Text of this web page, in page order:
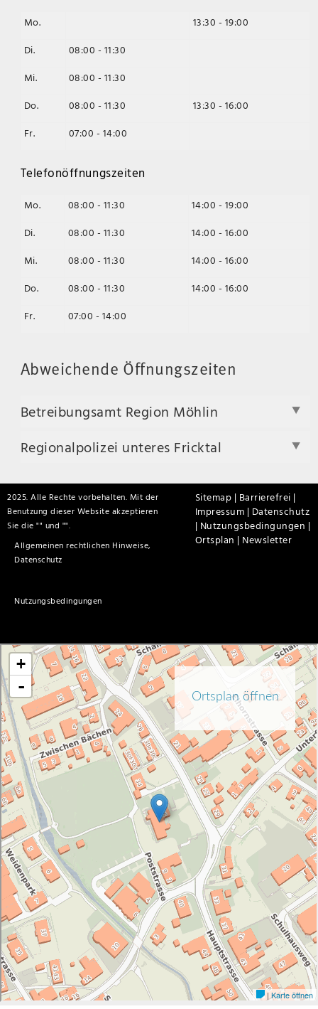
Mo.
13:30 - 19:00
Di.
08:00 - 11:30
Mi.
08:00 - 11:30
Do.
08:00 - 11:30
13:30 - 16:00
Fr.
07:00 - 14:00
Telefonöffnungszeiten
Mo. 08:00 - 11:30
14:00 - 19:00
Di.
08:00 - 11:30
14:00 - 16:00
Mi.
08:00 - 11:30
14:00 - 16:00
Do.
08:00 - 11:30
14:00 - 16:00
Fr.
07:00 - 14:00
Abweichende Öffnungszeiten
Betreibungsamt Region Möhlin
Regionalpolizei unteres Fricktal
2025. Alle Rechte vorbehalten. Mit der
Benutzung dieser Website akzeptieren
Sie die "
Allgemeinen rechtlichen Hinweise,
Datenschutz
" und "
Nutzungsbedingungen
".
Sitemap | Barrierefrei |
Impressum | Datenschutz
| Nutzungsbedingungen |
Ortsplan | Newsletter